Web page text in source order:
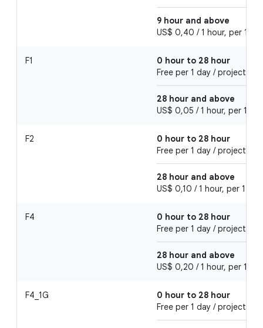
9 hour and above
US$ 0,40 / 1 hour, per 1
F1
0 hour to 28 hour
Free per 1 day / project
28 hour and above
US$ 0,05 / 1 hour, per 1
F2
0 hour to 28 hour
Free per 1 day / project
28 hour and above
US$ 0,10 / 1 hour, per 1
F4
0 hour to 28 hour
Free per 1 day / project
28 hour and above
US$ 0,20 / 1 hour, per 1
F4_1G
0 hour to 28 hour
Free per 1 day / project